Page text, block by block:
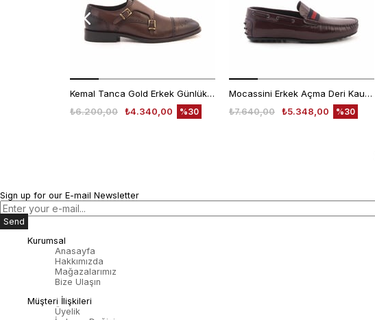
Kemal Tanca Gold Erkek Günlük Ayakkabı 6612-152
₺4.340,00
₺6.200,00 %30
Mocassini Erkek Açma Deri Kauçuk Taban Bordo Günlük Ayakkabı
₺5.348,00
₺7.640,00 %30
Sign up for our E-mail Newsletter
Send
Kurumsal
Anasayfa
Hakkımızda
Mağazalarımız
Bize Ulaşın
Müşteri İlişkileri
Üyelik